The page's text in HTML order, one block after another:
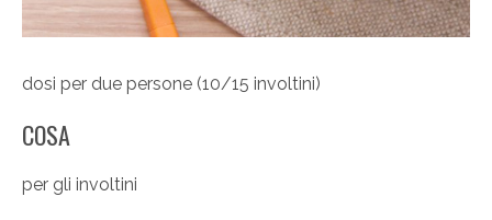
dosi per due persone (10/15 involtini)
COSA
per gli involtini